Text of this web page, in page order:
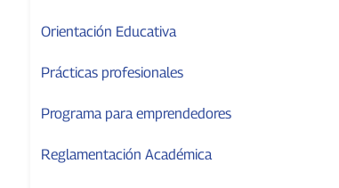
Orientación Educativa
Prácticas profesionales
Programa para emprendedores
Reglamentación Académica